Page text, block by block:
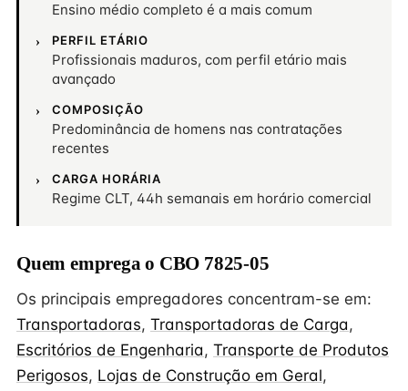
Ensino médio completo é a mais comum
PERFIL ETÁRIO
Profissionais maduros, com perfil etário mais
avançado
COMPOSIÇÃO
Predominância de homens nas contratações
recentes
CARGA HORÁRIA
Regime CLT, 44h semanais em horário comercial
Quem emprega o CBO 7825-05
Os principais empregadores concentram-se em:
Transportadoras, Transportadoras de Carga,
Escritórios de Engenharia, Transporte de Produtos
Perigosos, Lojas de Construção em Geral,